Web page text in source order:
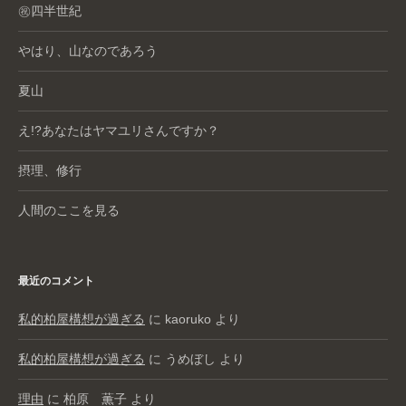
㊗️四半世紀
やはり、山なのであろう
夏山
え!?あなたはヤマユリさんですか？
摂理、修行
人間のここを見る
最近のコメント
私的柏屋構想が過ぎる に kaoruko より
私的柏屋構想が過ぎる に うめぼし より
理由 に 柏原 薫子 より